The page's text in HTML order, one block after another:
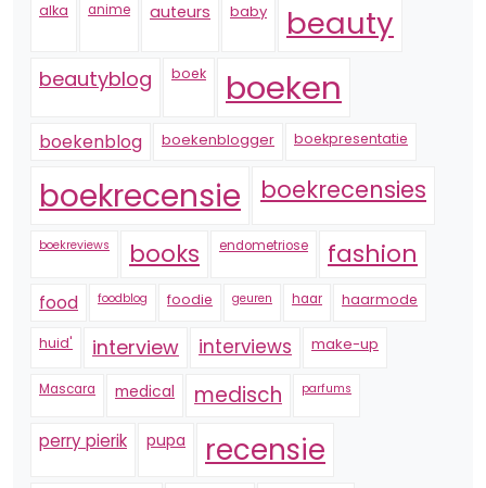
alka anime auteurs baby beauty
beautyblog boek boeken
boekenblog boekenblogger boekpresentatie
boekrecensie boekrecensies
boekreviews books endometriose fashion
food foodblog foodie geuren haar haarmode
huid' interview interviews make-up
Mascara medical medisch parfums
perry pierik pupa recensie